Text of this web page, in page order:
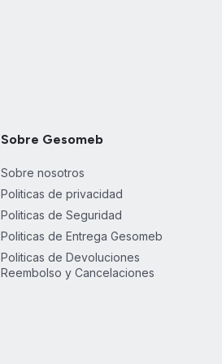
Sobre Gesomeb
Sobre nosotros
Politicas de privacidad
Politicas de Seguridad
Politicas de Entrega Gesomeb
Politicas de Devoluciones
Reembolso y Cancelaciones